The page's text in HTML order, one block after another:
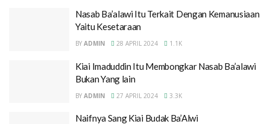
Nasab Ba’alawi Itu Terkait Dengan Kemanusiaan
Yaitu Kesetaraan
BY ADMIN 28 APRIL 2024 1.1K
Kiai Imaduddin Itu Membongkar Nasab Ba’alawi
Bukan Yang lain
BY ADMIN 27 APRIL 2024 3.3K
Naifnya Sang Kiai Budak Ba’Alwi